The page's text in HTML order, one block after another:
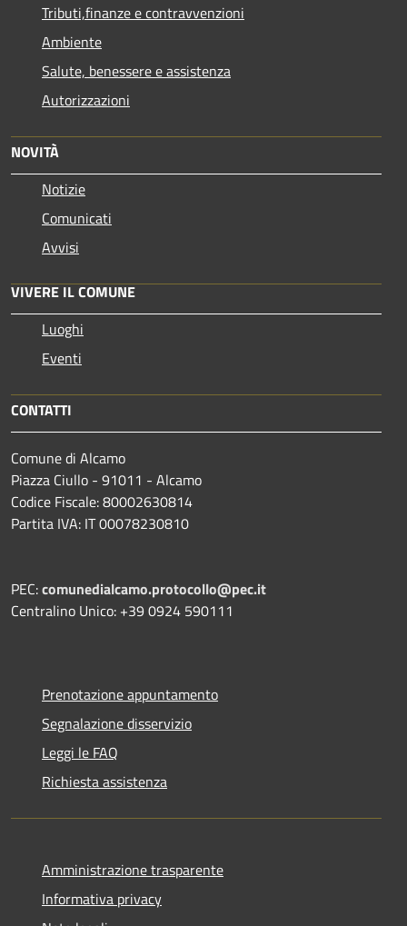
Tributi,finanze e contravvenzioni
Ambiente
Salute, benessere e assistenza
Autorizzazioni
NOVITÀ
Notizie
Comunicati
Avvisi
VIVERE IL COMUNE
Luoghi
Eventi
CONTATTI
Comune di Alcamo
Piazza Ciullo - 91011 - Alcamo
Codice Fiscale: 80002630814
Partita IVA: IT 00078230810
PEC:comunedialcamo.protocollo@pec.it
Centralino Unico: +39 0924 590111
Prenotazione appuntamento
Segnalazione disservizio
Leggi le FAQ
Richiesta assistenza
Amministrazione trasparente
Informativa privacy